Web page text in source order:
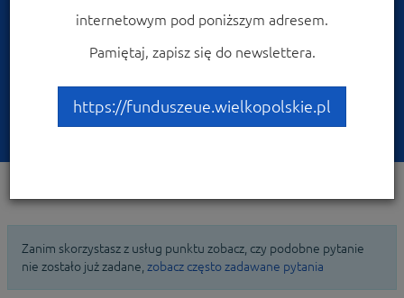
Lokalny Punkt
Informacyjny Funduszy
Europejskich w Koninie,
Konin
Zanim skorzystasz z usług punktu zobacz, czy podobne pytanie
nie zostało już zadane, zobacz często zadawane pytania
internetowym pod poniższym adresem.
Pamiętaj, zapisz się do newslettera.
https://funduszeue.wielkopolskie.pl